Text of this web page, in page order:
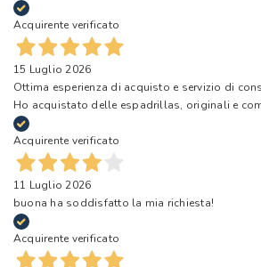
Acquirente verificato
15 Luglio 2026
Ottima esperienza di acquisto e servizio di
Ho acquistato delle espadrillas, originali e
Acquirente verificato
11 Luglio 2026
buona ha soddisfatto la mia richiesta!
Acquirente verificato